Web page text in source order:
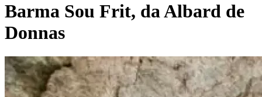
Barma Sou Frit, da Albard de
Donnas